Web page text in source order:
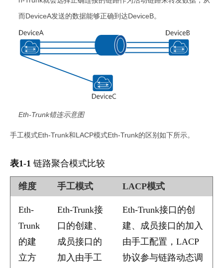
而DeviceA发送的数据能够正确到达DeviceB。
Eth-Trunk错连示意图
手工模式Eth-Trunk和LACP模式Eth-Trunk的区别如下所示。
表1-1 链路聚合模式比较
维度 手工模式 LACP模式
Eth-
Trunk
的建
立方
Eth-Trunk接
口的创建、
成员接口的
加入由手工
Eth-Trunk接口的创
建、成员接口的加入
由手工配置，LACP
协议参与链路动态调